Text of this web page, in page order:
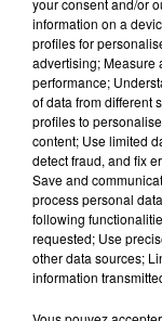
podcasts/2022/
information on a
profiles for
advertising; Measure
performance;
of data from different
profiles to
content; Use limited
detect fraud, and fix
Save and
process personal
following
requested; Use
other data sources;
information